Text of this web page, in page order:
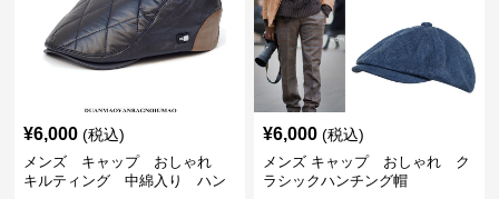
¥6,000 (税込)
メンズ キャップ おしゃれ
キルティング 中綿入り ハン
¥6,000 (税込)
メンズ キャップ おしゃれ ク
ラシックハンチング帽